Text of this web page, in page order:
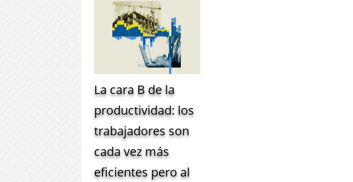
La cara B de la
productividad: los
trabajadores son
cada vez más
eficientes pero al